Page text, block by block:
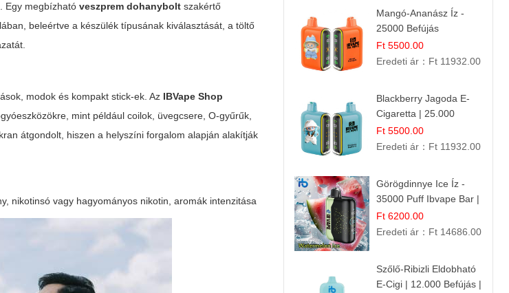
Egy megbízhatóveszprem dohanybolt szakértő
beleértve a készülék típusának kiválasztását, a töltő
modok és kompakt stick-ek . Az IBVape Shop
mint például coilok, üvegcsere, O-gyűrűk,
átgondolt, hiszen a helyszíni forgalom alapján alakítják
nikotinsó vagy hagyományos nikotin, aromák intenzitása
Mangó-Ananász Íz -
25000 Befújás
Eldobható E-ciga |
Trópusi Gyümölcs
Ft 5500.00
Eredeti ár： Ft 11932.00
Blackberry Jagoda E-
Cigaretta | 25.000
Szívás | Ízesített E-
Liquid
Ft 5500.00
Eredeti ár： Ft 11932.00
Görögdinnye Ice Íz -
35000 Puff Ibvape Bar |
Frissítő Mentolos
Élmény!
Ft 6200.00
Eredeti ár： Ft 14686.00
Szőlő-Ribizli Eldobható
E-Cigi | 12.000 Befújás |